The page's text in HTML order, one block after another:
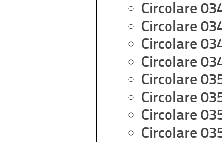
Circolare
Circolare
Circolare
Circolare
Circolare
Circolare
Circolare
Circolare